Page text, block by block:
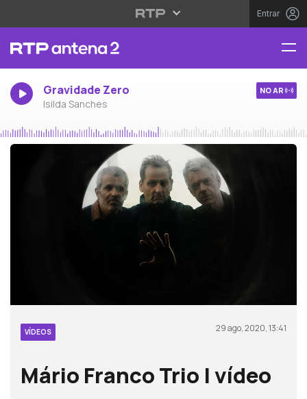
Entrar
Gravidade Zero
Isilda Sanches
NO AR
VÍDEOS 29 ago, 2020, 13:41
Mário Franco Trio | vídeo